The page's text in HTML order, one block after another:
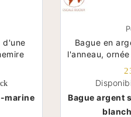
d'une
marine
Bague en
l'anneau,
Bague argent